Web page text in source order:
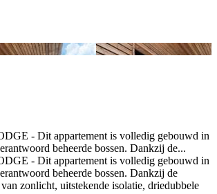
- Dit appartement is volledig gebouwd in
beheerde bossen. Dankzij de...
- Dit appartement is volledig gebouwd in
beheerde bossen. Dankzij de
zonlicht, uitstekende isolatie, driedubbele